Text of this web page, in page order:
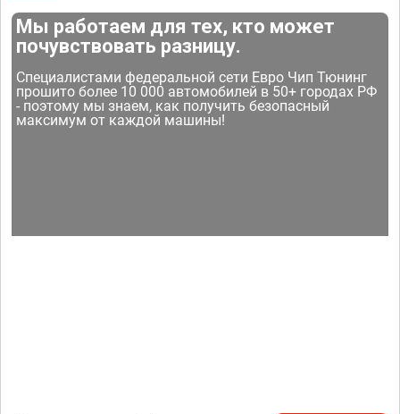
Мы работаем для тех, кто может
почувствовать разницу.
Специалистами федеральной сети Евро Чип Тюнинг
прошито более 10 000 автомобилей в 50+ городах РФ
- поэтому мы знаем, как получить безопасный
максимум от каждой машины!